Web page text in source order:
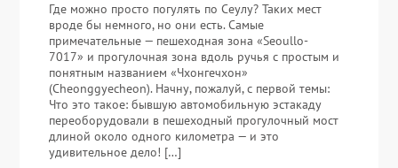
Где можно просто погулять по Сеулу? Таких мест
вроде бы немного, но они есть. Самые
примечательные — пешеходная зона «Seoullo-
7017» и прогулочная зона вдоль ручья с простым и
понятным названием «Чхонгечхон»
(Cheonggyecheon). Начну, пожалуй, с первой темы:
Что это такое: бывшую автомобильную эстакаду
переоборудовали в пешеходный прогулочный мост
длиной около одного километра — и это
удивительное дело! […]